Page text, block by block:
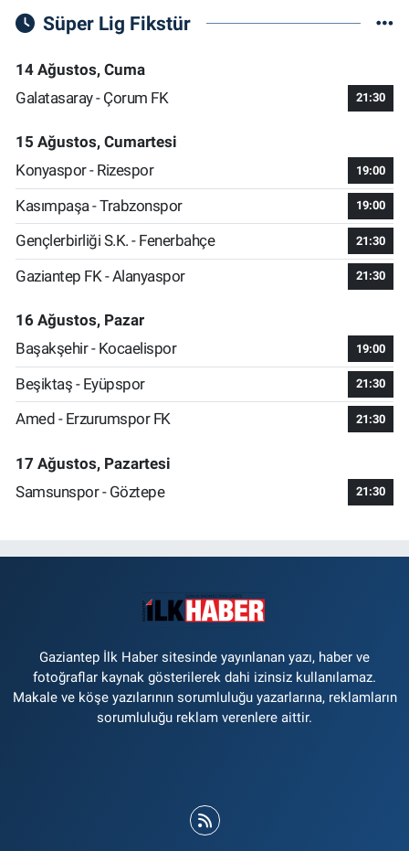
Süper Lig Fikstür
14 Ağustos, Cuma
Galatasaray - Çorum FK
21:30
15 Ağustos, Cumartesi
Konyaspor - Rizespor
19:00
Kasımpaşa - Trabzonspor 19:00
Gençlerbirliği S.K. - Fenerbahçe 21:30
Gaziantep FK - Alanyaspor 21:30
16 Ağustos, Pazar
Başakşehir - Kocaelispor
19:00
Beşiktaş - Eyüpspor 21:30
Amed - Erzurumspor FK 21:30
17 Ağustos, Pazartesi
Samsunspor - Göztepe
21:30
Gaziantep İlk Haber sitesinde yayınlanan yazı, haber ve
fotoğraflar kaynak gösterilerek dahi izinsiz kullanılamaz.
Makale ve köşe yazılarının sorumluluğu yazarlarına, reklamların
sorumluluğu reklam verenlere aittir.